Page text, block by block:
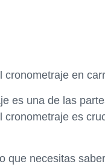
en
es una de las
es
que necesitas